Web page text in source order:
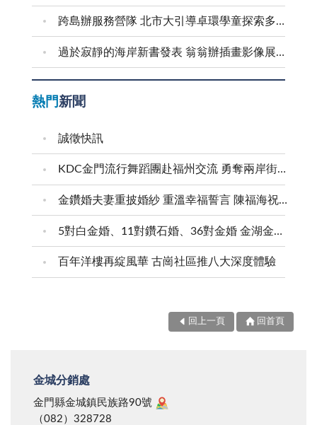
跨島辦服務營隊 北市大引導卓環學童探索多元能力
過於寂靜的海岸新書發表 翁翁辦插畫影像展和茶會
熱門新聞
誠徵快訊
KDC金門流行舞蹈團赴福州交流 勇奪兩岸街舞賽三等獎
金鑽婚夫妻重披婚紗 重溫幸福誓言 陳福海祝福牽手半世紀 情深相守成典範
5對白金婚、11對鑽石婚、36對金婚 金湖金沙夫妻共享榮耀時刻 陳福海表揚金鑽婚夫妻 向半世紀相守家庭典範致敬
百年洋樓再綻風華 古崗社區推八大深度體驗
回上一頁 回首頁
金城分銷處
金門縣金城鎮民族路90號
（082）328728